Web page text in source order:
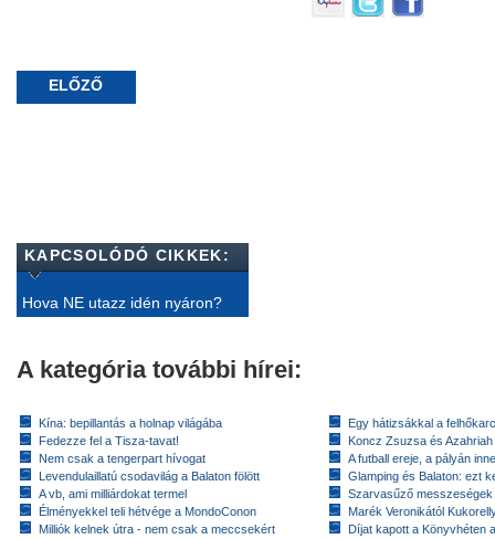
ELŐZŐ
KAPCSOLÓDÓ CIKKEK:
Hova NE utazz idén nyáron?
A kategória további hírei:
Kína: bepillantás a holnap világába
Fedezze fel a Tisza-tavat!
Nem csak a tengerpart hívogat
Levendulaillatú csodavilág a Balaton fölött
A vb, ami milliárdokat termel
Élményekkel teli hétvége a MondoConon
Milliók kelnek útra - nem csak a meccsekért
Egy hátizsákkal a
Koncz Zsuzsa és
A futball ereje, a pályán
Glamping és Balaton: ezt
Szarvasűző messzeségek
Marék Veronikától
Díjat kapott a Könyvhéten